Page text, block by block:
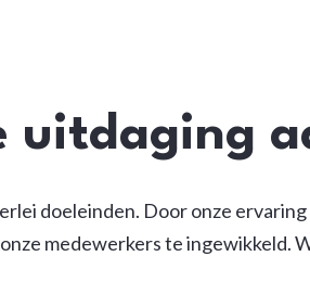
uitdaging
doeleinden. Door onze
medewerkers te ingewikkeld.